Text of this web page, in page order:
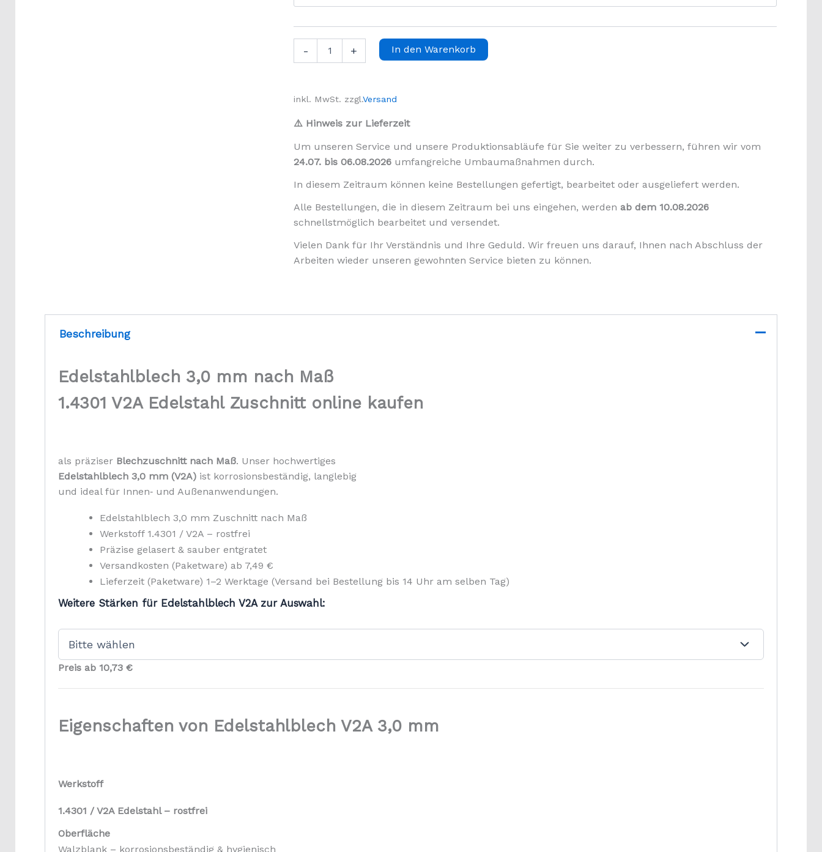
-
V2A
Zuschnitt
nach
|
Shop
Menge
+ In den Warenkorb
inkl. MwSt. zzgl.Versand
⚠️ Hinweis zur Lieferzeit
Um unseren Service und unsere Produktionsabläufe für Sie weiter zu verbessern, führen wir vom
24.07. bis 06.08.2026 umfangreiche Umbaumaßnahmen durch.
In diesem Zeitraum können keine Bestellungen gefertigt, bearbeitet oder ausgeliefert werden.
Alle Bestellungen, die in diesem Zeitraum bei uns eingehen, werdenab dem 10.08.2026
schnellstmöglich bearbeitet und versendet.
Vielen Dank für Ihr Verständnis und Ihre Geduld. Wir freuen uns darauf, Ihnen nach Abschluss der
Arbeiten wieder unseren gewohnten Service bieten zu können.
Beschreibung
Edelstahlblech 3,0 mm nach Maß
1.4301 V2A Edelstahl Zuschnitt online kaufen
als präziser Blechzuschnitt nach Maß. Unser hochwertiges
Edelstahlblech 3,0 mm (V2A)ist korrosionsbeständig, langlebig
und ideal für Innen‑ und Außenanwendungen.
Edelstahlblech 3,0 mm Zuschnitt nach Maß
Werkstoff 1.4301 / V2A – rostfrei
Präzise gelasert & sauber entgratet
Versandkosten (Paketware) ab 7,49 €
Lieferzeit (Paketware) 1–2 Werktage (Versand bei Bestellung bis 14 Uhr am selben Tag)
Weitere Stärken für Edelstahlblech V2A zur Auswahl:
Preis ab 10,73 €
Eigenschaften von Edelstahlblech V2A 3,0 mm
Werkstoff
1.4301 / V2A Edelstahl – rostfrei
Oberfläche
Walzblank – korrosionsbeständig & hygienisch